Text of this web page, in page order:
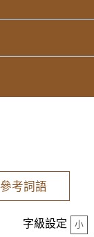
參考詞語
字級設定 小